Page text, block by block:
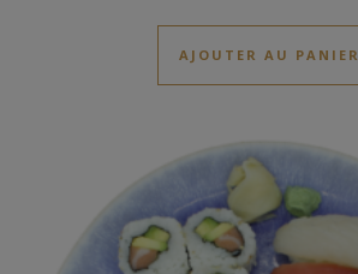
AJOUTER AU PANIER